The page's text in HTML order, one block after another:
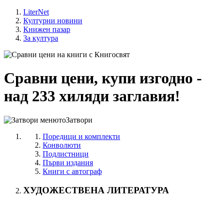
LiterNet
Културни новини
Книжен пазар
За култура
Сравни цени, купи изгодно -
над 233 хиляди заглавия!
Затвори
Поредици и комплекти
Конволюти
Подлистници
Първи издания
Книги с автограф
ХУДОЖЕСТВЕНА ЛИТЕРАТУРА